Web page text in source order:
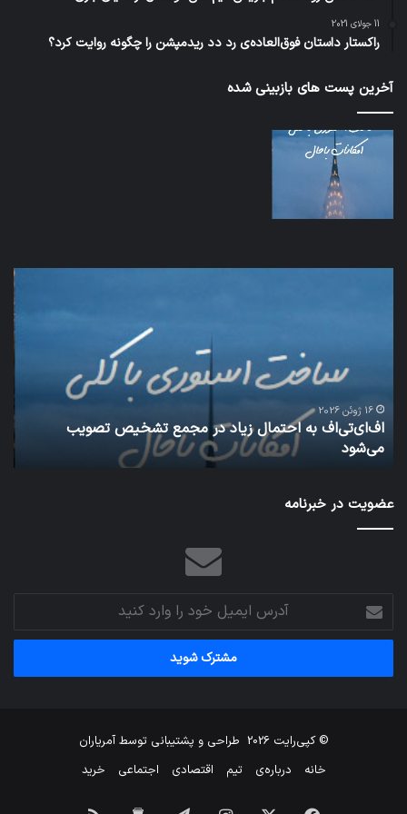
11 جولای 2021
راکستار داستان فوق‌العاده‌ی رد دد ریدمپشن را چگونه روایت کرد؟
آخرین پست های بازبینی شده
به احتمال زیاد در مجمع تشخیص تصویب
هواپیما
شود
25 ژانویه 2022
عضویت در خبرنامه
آدرس
ایمیل
خود
وارد
© کپی‌رایت 2026 طراحی و پشتیبانی توسطآمریاران
خانه
درباره‌ی تیم اقتصادی اجتماعی خرید